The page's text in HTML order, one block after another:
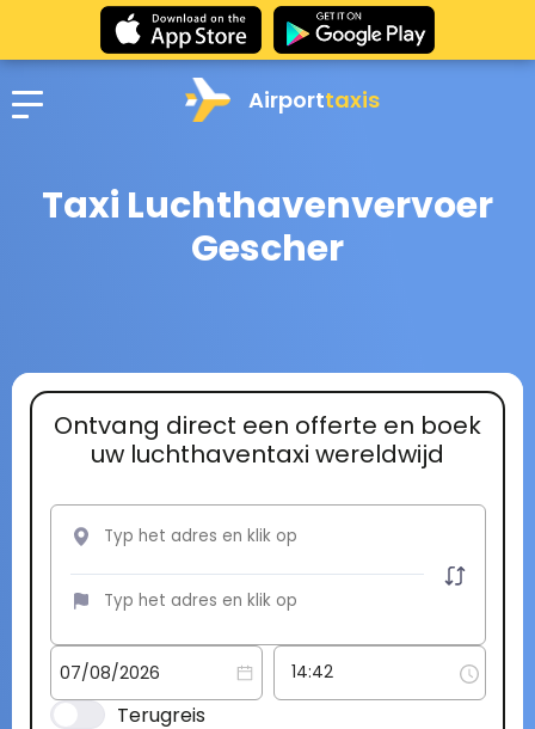
Airporttaxis
Taxi Luchthavenvervoer
Gescher
Ontvang direct een offerte en boek
uw luchthaventaxi wereldwijd
Terugreis